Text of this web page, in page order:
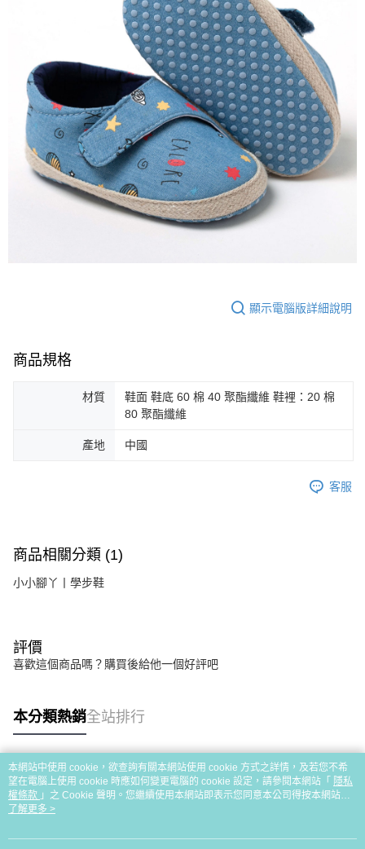
顯示電腦版詳細說明
商品規格
材質
鞋面 鞋底 60 棉 40 聚酯纖維 鞋裡：20 棉
80 聚酯纖維
產地 中國
客服
商品相關分類 (1)
小小腳丫丨學步鞋
評價
喜歡這個商品嗎？購買後給他一個好評吧
本分類熱銷全站排行
熱門標籤
本網站中使用 cookie，欲查詢有關本網站使用 cookie 方式之詳情，及若您不希
望在電腦上使用 cookie 時應如何變更電腦的 cookie 設定，請參閱本網站「 隱私
權條款 」之 Cookie 聲明。您繼續使用本網站即表示您同意本公司得按本網站使
用條款之 Cookie 聲明使用 cookie。
了解更多 >